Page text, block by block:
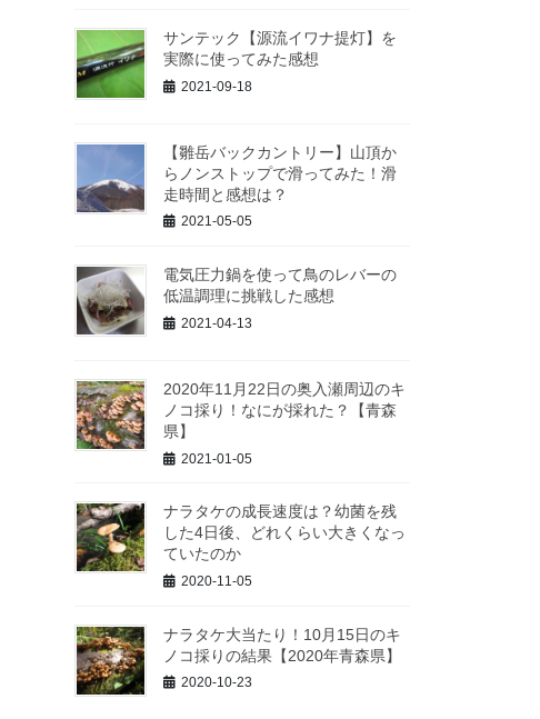
サンテック【源流イワナ提灯】を
実際に使ってみた感想
2021-09-18
【雛岳バックカントリー】山頂か
らノンストップで滑ってみた！滑
走時間と感想は？
2021-05-05
電気圧力鍋を使って鳥のレバーの
低温調理に挑戦した感想
2021-04-13
2020年11月22日の奥入瀬周辺のキ
ノコ採り！なにが採れた？【青森
県】
2021-01-05
ナラタケの成長速度は？幼菌を残
した4日後、どれくらい大きくなっ
ていたのか
2020-11-05
ナラタケ大当たり！10月15日のキ
ノコ採りの結果【2020年青森県】
2020-10-23